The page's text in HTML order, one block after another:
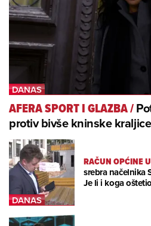
AFERA SPORT I GLAZBA/
protiv bivše kninske
RAČUN OPĆINE
srebra načelnika
Je li i koga